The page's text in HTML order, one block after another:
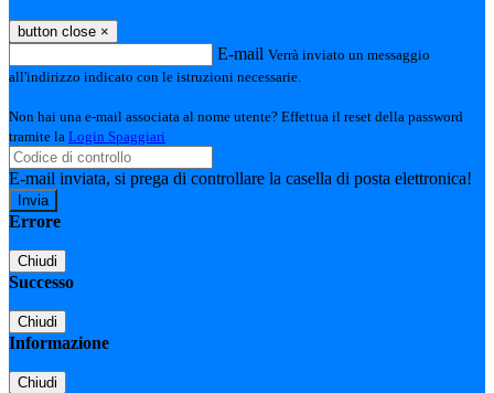
button close ×
E-mail Verrà inviato un messaggio
all'indirizzo indicato con le istruzioni necessarie.
Non hai una e-mail associata al nome utente? Effettua il reset della password
tramite la Login Spaggiari
E-mail inviata, si prega di controllare la casella di posta elettronica!
Errore
Chiudi
Successo
Chiudi
Informazione
Chiudi